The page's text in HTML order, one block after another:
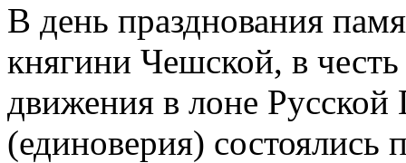
В день празднования
княгини Чешской, в
движения в лоне
(единоверия) состоялись